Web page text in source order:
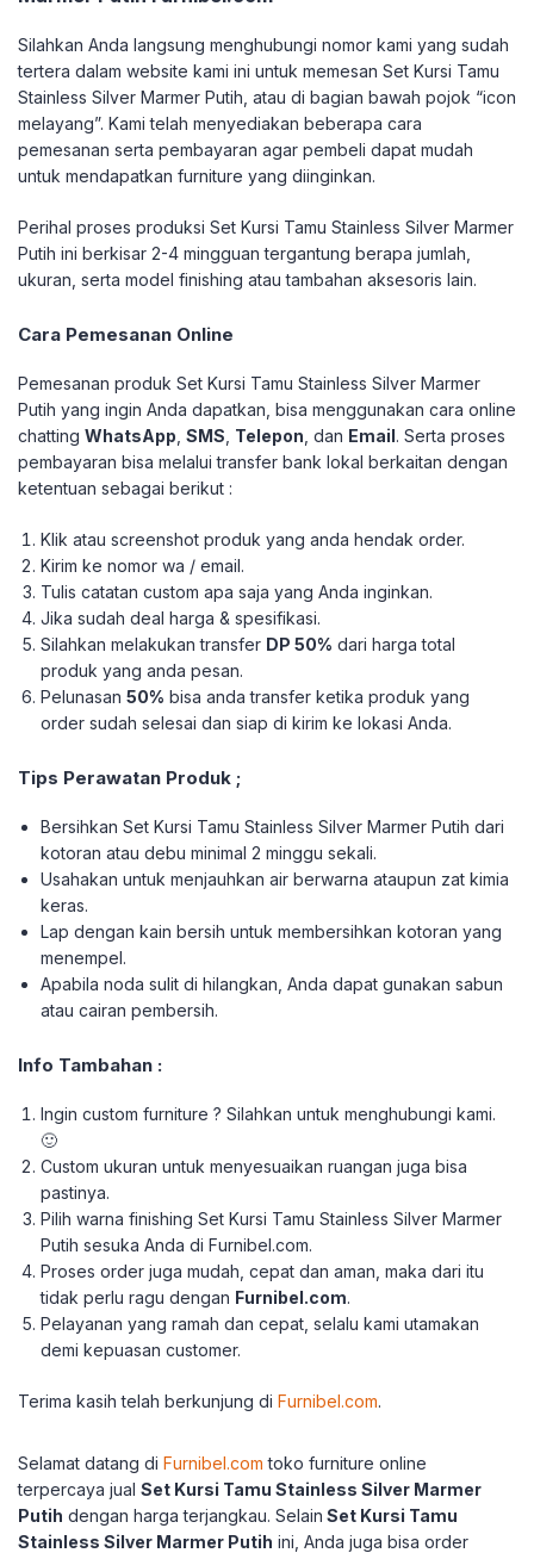
Silahkan Anda langsung menghubungi nomor kami yang sudah
tertera dalam website kami ini untuk memesan Set Kursi Tamu
Stainless Silver Marmer Putih, atau di bagian bawah pojok “icon
melayang”. Kami telah menyediakan beberapa cara
pemesanan serta pembayaran agar pembeli dapat mudah
untuk mendapatkan furniture yang diinginkan.
Perihal proses produksi Set Kursi Tamu Stainless Silver Marmer
Putih ini berkisar 2-4 mingguan tergantung berapa jumlah,
ukuran, serta model finishing atau tambahan aksesoris lain.
Cara Pemesanan Online
Pemesanan produk Set Kursi Tamu Stainless Silver Marmer
Putih yang ingin Anda dapatkan, bisa menggunakan cara online
chatting WhatsApp SMS Telepon , dan Email. Serta proses
pembayaran bisa melalui transfer bank lokal berkaitan dengan
ketentuan sebagai berikut :
Klik atau screenshot produk yang anda hendak order.
Kirim ke nomor wa / email.
Tulis catatan custom apa saja yang Anda inginkan.
Jika sudah deal harga & spesifikasi.
Silahkan melakukan transfer DP 50% dari harga total
produk yang anda pesan.
Pelunasan50% bisa anda transfer ketika produk yang
order sudah selesai dan siap di kirim ke lokasi Anda.
Tips Perawatan Produk ;
Bersihkan Set Kursi Tamu Stainless Silver Marmer Putih dari
kotoran atau debu minimal 2 minggu sekali.
Usahakan untuk menjauhkan air berwarna ataupun zat kimia
keras.
Lap dengan kain bersih untuk membersihkan kotoran yang
menempel.
Apabila noda sulit di hilangkan, Anda dapat gunakan sabun
atau cairan pembersih.
Info Tambahan :
Ingin custom furniture ? Silahkan untuk menghubungi kami.
🙂
Custom ukuran untuk menyesuaikan ruangan juga bisa
pastinya.
Pilih warna finishing Set Kursi Tamu Stainless Silver Marmer
Putih sesuka Anda di Furnibel.com.
Proses order juga mudah, cepat dan aman, maka dari itu
tidak perlu ragu dengan Furnibel.com.
Pelayanan yang ramah dan cepat, selalu kami utamakan
demi kepuasan customer.
Terima kasih telah berkunjung di Furnibel.com.
Selamat datang di Furnibel.com toko furniture online
terpercaya jual Set Kursi Tamu Stainless Silver Marmer
Putih dengan harga terjangkau. Selain Set Kursi Tamu
Stainless Silver Marmer Putih ini, Anda juga bisa order